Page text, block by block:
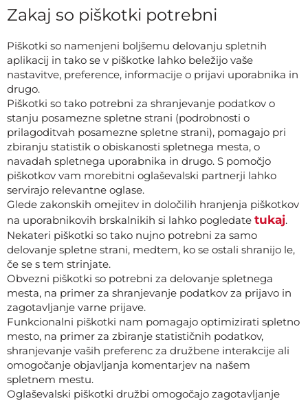
Zakaj so piškotki potrebni
Piškotki so namenjeni boljšemu delovanju spletnih
aplikacij in tako se v piškotke lahko beležijo vaše
nastavitve, preference, informacije o prijavi uporabnika in
drugo.
Piškotki so tako potrebni za shranjevanje podatkov o
stanju posamezne spletne strani (podrobnosti o
prilagoditvah posamezne spletne strani), pomagajo pri
zbiranju statistik o obiskanosti spletnega mesta, o
navadah spletnega uporabnika in drugo. S pomočjo
piškotkov vam morebitni oglaševalski partnerji lahko
servirajo relevantne oglase.
Glede zakonskih omejitev in določilih hranjenja piškotkov
na uporabnikovih brskalnikih si lahko pogledate tukaj.
Nekateri piškotki so tako nujno potrebni za samo
delovanje spletne strani, medtem, ko se ostali shranijo le,
če se s tem strinjate.
Obvezni piškotki so potrebni za delovanje spletnega
mesta, na primer za shranjevanje podatkov za prijavo in
zagotavljanje varne prijave.
Funkcionalni piškotki nam pomagajo optimizirati spletno
mesto, na primer za zbiranje statističnih podatkov,
shranjevanje vaših preferenc za družbene interakcije ali
omogočanje objavljanja komentarjev na našem
spletnem mestu.
Oglaševalski piškotki družbi omogočajo zagotavljanje